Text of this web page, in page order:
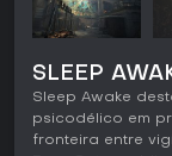
SLEEP
Sleep Awake
psicodélico em
fronteira entre